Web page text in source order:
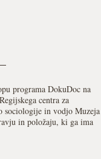
programa DokuDoc na
centra za
sociologije in vodjo Muzeja
in položaju, ki ga ima